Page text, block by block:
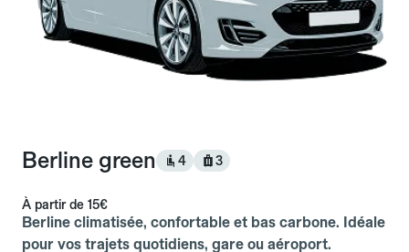
Berline green 4 3
À partir de 15€
Berline climatisée, confortable et bas carbone. Idéale
pour vos trajets quotidiens, gare ou aéroport.